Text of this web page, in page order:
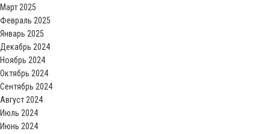
Март 2025
Февраль 2025
Январь 2025
Декабрь 2024
Ноябрь 2024
Октябрь 2024
Сентябрь 2024
Август 2024
Июль 2024
Июнь 2024